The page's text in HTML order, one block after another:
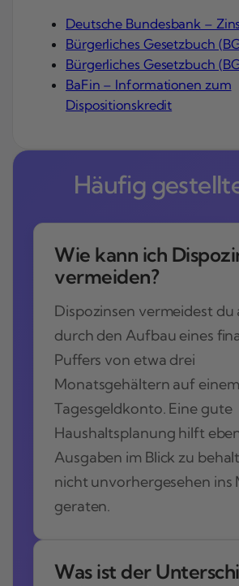
Deutsche Bundesbank –
Bürgerliches Gesetzbuch
Bürgerliches Gesetzbuch
BaFin – Informationen zum
Dispositionskredit
Häufig
Wie kann ich
vermeiden?
Dispozinsen vermeidest du
durch den Aufbau eines
Puffers von etwa drei
Monatsgehältern auf einem
Tagesgeldkonto. Eine gute
Haushaltsplanung hilft
Ausgaben im Blick zu
nicht unvorhergesehen ins
geraten.
Was ist der